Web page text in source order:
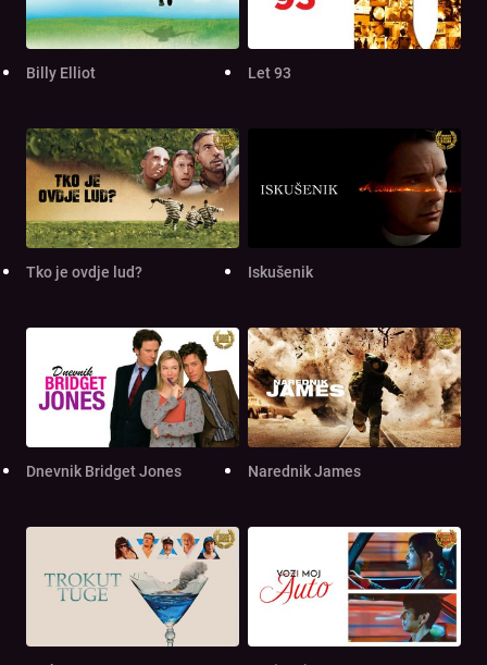
Billy Elliot Let 93
Tko je ovdje lud? Iskušenik
Dnevnik Bridget Jones Narednik James